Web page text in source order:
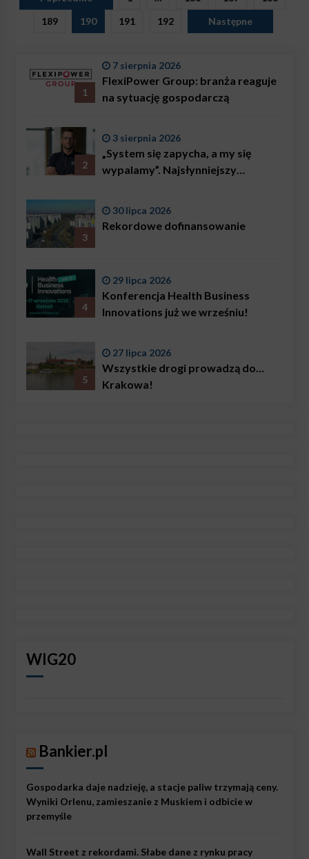
wpisów
189
190 191 192 Następne
1
7 sierpnia 2026
FlexiPower Group: branża reaguje
na sytuację gospodarczą
2
3 sierpnia 2026
„System się zapycha, a my się
wypalamy”. Najsłynniejszy
problemem są nie tylko choroby
3
30 lipca 2026
Rekordowe dofinansowanie
4
29 lipca 2026
Konferencja Health Business
Innovations już we wrześniu!
5
27 lipca 2026
Wszystkie drogi prowadzą do…
Krakowa!
WIG20
Bankier.pl
Gospodarka daje nadzieję, a stacje paliw trzymają ceny.
Wyniki Orlenu, zamieszanie z Muskiem i odbicie w
przemyśle
Wall Street z rekordami. Słabe dane z rynku pracy